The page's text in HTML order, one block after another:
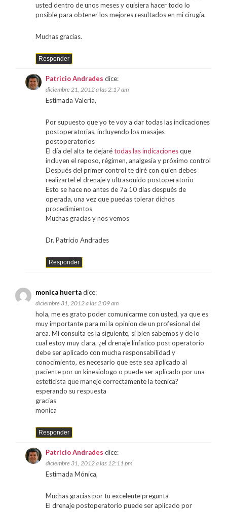
usted dentro de unos meses y quisiera hacer todo lo
posible para obtener los mejores resultados en mi cirugía.
Muchas gracias.
Responder
Patricio Andrades dice:
diciembre 21, 2012 a las 2:17 am
Estimada Valeria,
Por supuesto que yo te voy a dar todas las indicaciones
postoperatorias, incluyendo los masajes
postoperatorios
El día del alta te dejarétodas las indicacionesque
incluyen el reposo, régimen, analgesia y próximo control
Después del primer control te diré con quien debes
realizartel el drenaje y ultrasonido postoperatorio
Esto se hace no antes de 7a 10 días después de
operada, una vez que puedas tolerar dichos
procedimientos
Muchas gracias y nos vemos
Dr. Patricio Andrades
Responder
monica huertadice:
diciembre 31, 2012 a las 2:09 am
hola, me es grato poder comunicarme con usted, ya que es
muy importante para mi la opinion de un profesional del
area. Mi consulta es la siguiente, si bien sabemos y de lo
cual estoy muy clara, ¿el drenaje linfatico post operatorio
debe ser aplicado con mucha responsabilidad y
conocimiento, es necesario que este sea aplicado al
paciente por un kinesiologo o puede ser aplicado por una
esteticista que maneje correctamente la tecnica?
esperando su respuesta
gracias
monica
Responder
Patricio Andrades dice:
diciembre 31, 2012 a las 12:11 pm
Estimada Mónica,
Muchas gracias por tu excelente pregunta
El drenaje postoperatorio puede ser aplicado por